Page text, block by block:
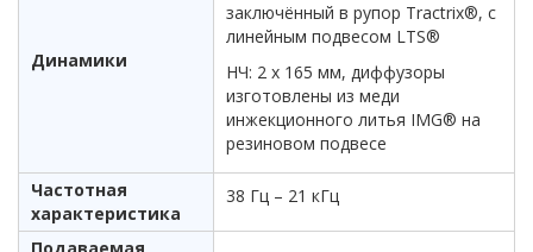
Динамики
заключённый в рупор Tractrix®, с
линейным подвесом LTS®
НЧ: 2 х 165 мм, диффузоры
изготовлены из меди
инжекционного литья IMG® на
резиновом подвесе
Частотная
характеристика
38 Гц – 21 кГц